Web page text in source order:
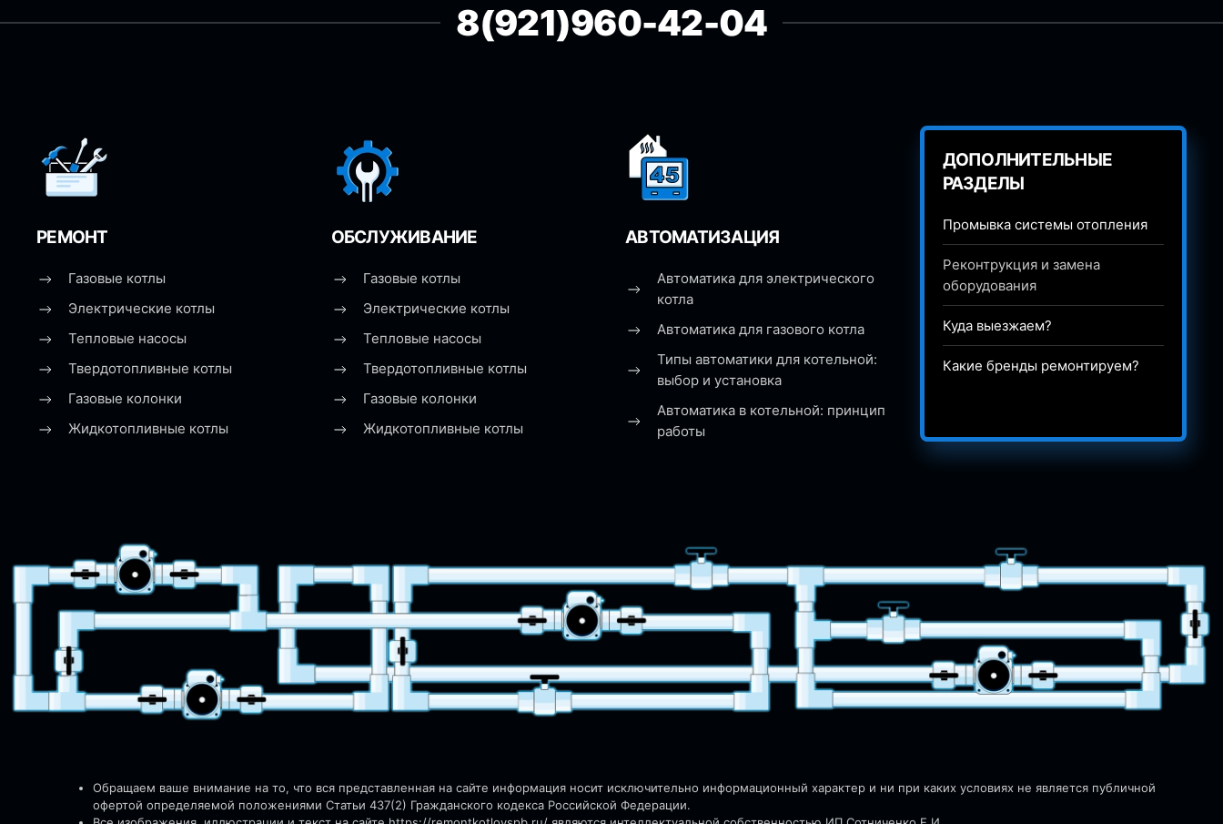
8(921)960-42-04
РЕМОНТ
Газовые котлы
Электрические котлы
Тепловые насосы
Твердотопливные котлы
Газовые колонки
Жидкотопливные котлы
ОБСЛУЖИВАНИЕ
Газовые котлы
Электрические котлы
Тепловые насосы
Твердотопливные котлы
Газовые колонки
Жидкотопливные котлы
АВТОМАТИЗАЦИЯ
Автоматика для электрического
котла
Автоматика для газового котла
Типы автоматики для котельной:
выбор и установка
Автоматика в котельной: принцип
работы
ДОПОЛНИТЕЛЬНЫЕ
РАЗДЕЛЫ
Промывка системы отопления
Реконтрукция и замена
оборудования
Куда выезжаем?
Какие бренды ремонтируем?
Обращаем ваше внимание на то, что вся представленная на сайте информация носит исключительно информационный характер и ни при каких условиях не является публичной
офертой определяемой положениями Статьи 437(2) Гражданского кодекса Российской Федерации.